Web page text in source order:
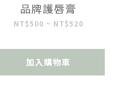
品牌護唇膏
NT$500 ~ NT$520
加入購物車